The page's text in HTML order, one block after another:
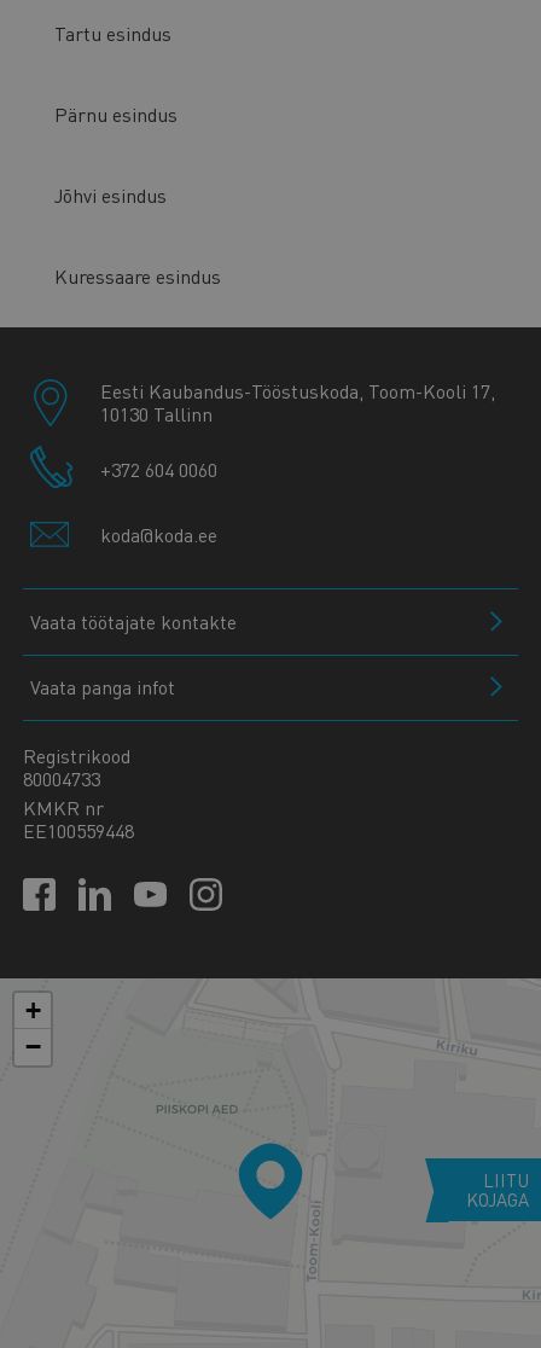
Tartu esindus
Pärnu esindus
Jõhvi esindus
Kuressaare esindus
Eesti Kaubandus-Tööstuskoda, Toom-Kooli 17,
10130 Tallinn
+372 604 0060
koda@koda.ee
Vaata töötajate kontakte
Vaata panga infot
Registrikood
80004733
KMKR nr
EE100559448
+
−
LIITU
KOJAGA